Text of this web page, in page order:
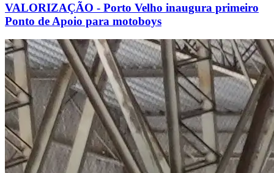
VALORIZAÇÃO - Porto Velho inaugura primeiro
Ponto de Apoio para motoboys